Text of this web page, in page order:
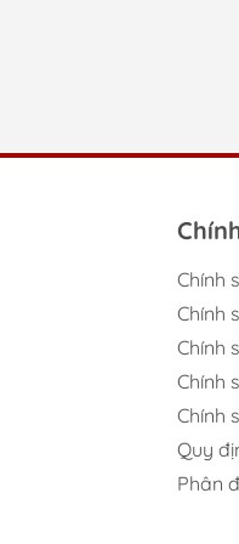
Chính
Chính
Chính
Chính
Chính
Quy
Phân